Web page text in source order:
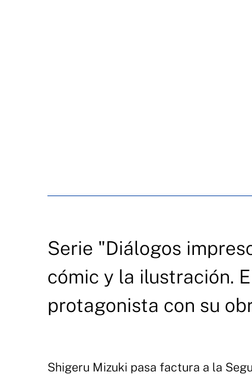
Serie "Diálogos
cómic y la ilustración.
protagonista con su
Shigeru Mizuki pasa factura a la